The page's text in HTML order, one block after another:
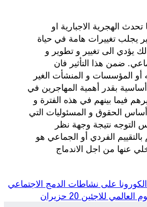
الهجرية الاجبارية او
يجلب تغييرات هامة في حياة
يؤدي الى تغيير و تطوير و
ضمن هذا التأثير فان
أو المؤسسات و المنشأت الغير
بقدر أهمية المهاجرين في
فيما بينهم في هذه الفترة و
الحقوق و المسئوليات التي
التوجه نتيجة وجهة نظر
الفردي أو الجماعي هو
عنها من اجل الاندماج
على نشاطات الدمج الاجتماعي
للاجئين 20 حزيران